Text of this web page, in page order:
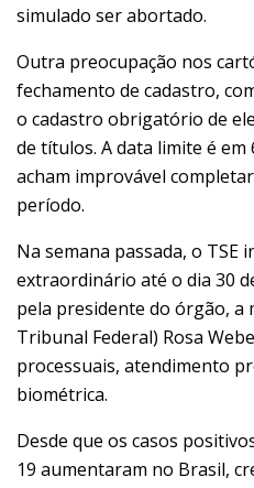
simulado ser abortado.
Outra preocupação nos
fechamento de cadastro,
o cadastro obrigatório de
de títulos. A data limite é
acham improvável
período.
Na semana passada, o
extraordinário até o dia 30
pela presidente do órgão, a
Tribunal Federal) Rosa
processuais, atendimento
biométrica.
Desde que os casos
19 aumentaram no Brasil,